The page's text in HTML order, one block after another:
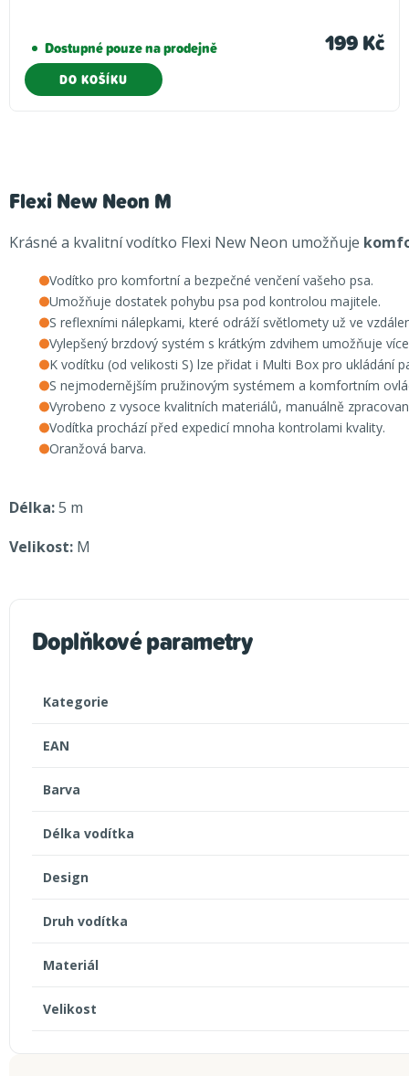
Dostupné pouze na prodejně 199 Kč
DO KOŠÍKU
Flexi New Neon M
Krásné a kvalitní vodítko Flexi New Neon umožňuje
Vodítko pro komfortní a bezpečné venčení vašeho psa.
Umožňuje dostatek pohybu psa pod kontrolou majitele.
S reflexními nálepkami, které odráží světlomety už ve
Vylepšený brzdový systém s krátkým zdvihem umožňuje
K vodítku (od velikosti S) lze přidat i Multi Box pro ukládání
S nejmodernějším pružinovým systémem a komfortním
Vyrobeno z vysoce kvalitních materiálů, manuálně
Vodítka prochází před expedicí mnoha kontrolami kvality.
Oranžová barva.
Délka:5 m
Velikost: M
Doplňkové parametry
Kategorie
EAN
Barva
Délka vodítka
Design
Druh vodítka
Materiál
Velikost